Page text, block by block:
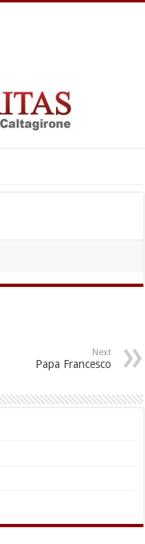
Next
Papa Francesco